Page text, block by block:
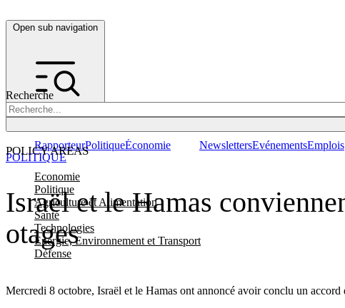
Open sub navigation
Recherche
POLICY AREAS
Economie
Politique
Agriculture et Alimentation
Santé
Technologies
Energie, Environnement et Transport
Défense
RapporteurPolitiqueÉconomie NewslettersEvénementsEmplois
Israël et le Hamas
otages
Mercredi 8 octobre, Israël et le Hamas ont annoncé avoir conclu un
POLITIQUE